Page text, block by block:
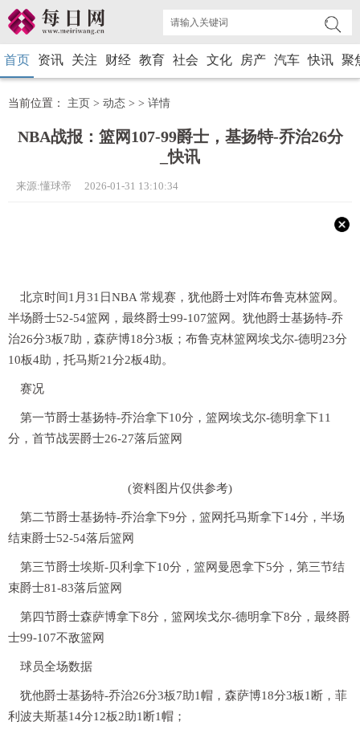
首页 资讯 关注 财经 教育 社会 文化 房产 汽车 快讯 聚
当前位置： 主页 > 动态 > > 详情
NBA战报：篮网107-99爵士，基扬特-乔治26分
_快讯
来源:懂球帝 2026-01-31 13:10:34
北京时间1月31日NBA 常规赛，犹他爵士对阵布鲁克林篮网。
半场爵士52-54篮网，最终爵士99-107篮网。犹他爵士基扬特-乔
治26分3板7助，森萨博18分3板；布鲁克林篮网埃戈尔-德明23分
10板4助，托马斯21分2板4助。
赛况
第一节爵士基扬特-乔治拿下10分，篮网埃戈尔-德明拿下11
分，首节战罢爵士26-27落后篮网
(资料图片仅供参考)
第二节爵士基扬特-乔治拿下9分，篮网托马斯拿下14分，半场
结束爵士52-54落后篮网
第三节爵士埃斯-贝利拿下10分，篮网曼恩拿下5分，第三节结
束爵士81-83落后篮网
第四节爵士森萨博拿下8分，篮网埃戈尔-德明拿下8分，最终爵
士99-107不敌篮网
球员全场数据
犹他爵士基扬特-乔治26分3板7助1帽，森萨博18分3板1断，菲
利波夫斯基14分12板2助1断1帽；